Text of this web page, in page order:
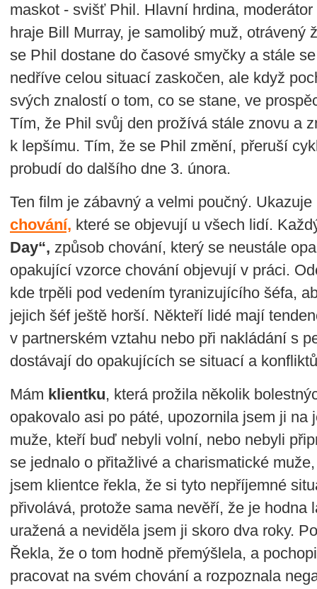
maskot - svišť Phil. Hlavní hrdina,
hraje Bill Murray, je samolibý muž, otrávený
se Phil dostane do časové smyčky a stále
nedříve celou situací zaskočen, ale když
svých znalostí o tom, co se stane, ve
Tím, že Phil svůj den prožívá stále znovu a
k lepšímu. Tím, že se Phil změní, přeruší
probudí do dalšího dne 3. února.
Ten film je zábavný a velmi poučný.
chování, které se objevují u všech lidí.
Day“, způsob chování, který se neustále
opakující vzorce chování objevují v práci.
kde trpěli pod vedením tyranizujícího šéfa,
jejich šéf ještě horší. Někteří lidé mají
v partnerském vztahu nebo při nakládání s
dostávají do opakujících se situací a
Mám klientku, která prožila několik
opakovalo asi po páté, upozornila jsem ji
muže, kteří buď nebyli volní, nebo nebyli
se jednalo o přitažlivé a charismatické
jsem klientce řekla, že si tyto nepříjemné
přivolává, protože sama nevěří, že je hodna
uražená a neviděla jsem ji skoro dva roky.
Řekla, že o tom hodně přemýšlela, a
pracovat na svém chování a rozpoznala